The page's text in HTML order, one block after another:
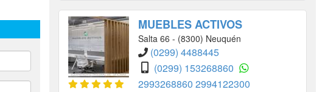
MUEBLES ACTIVOS
Salta 66 - (8300) Neuquén
(0299) 4488445
(0299) 153268860
2993268860 2994122300